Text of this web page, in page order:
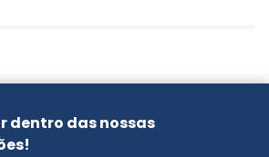
dentro das nossas